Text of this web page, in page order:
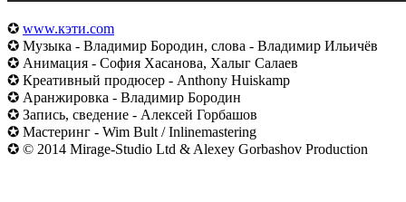
✪ www.кэти.com
✪ Музыка - Владимир Бородин, слова - Владимир Ильичёв
✪ Анимация - София Хасанова, Халыг Салаев
✪ Креативный продюсер - Anthony Huiskamp
✪ Аранжировка - Владимир Бородин
✪ Запись, сведение - Алексей Горбашов
✪ Мастеринг - Wim Bult / Inlinemastering
✪ © 2014 Mirage-Studio Ltd & Alexey Gorbashov Production